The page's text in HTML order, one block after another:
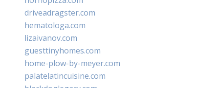
driveadragster.com
hematologa.com
lizaivanov.com
guesttinyhomes.com
home-plow-by-meyer.com
palatelatincuisine.com